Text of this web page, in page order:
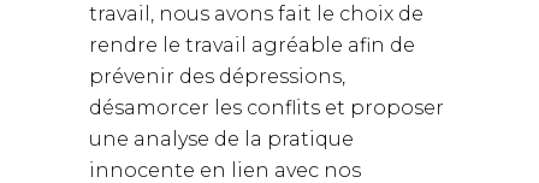
travail, nous avons fait le choix de
rendre le travail agréable afin de
prévenir des dépressions,
désamorcer les conflits et proposer
une analyse de la pratique
innocente en lien avec nos